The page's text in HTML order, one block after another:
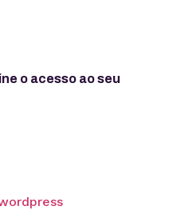
o acesso ao seu